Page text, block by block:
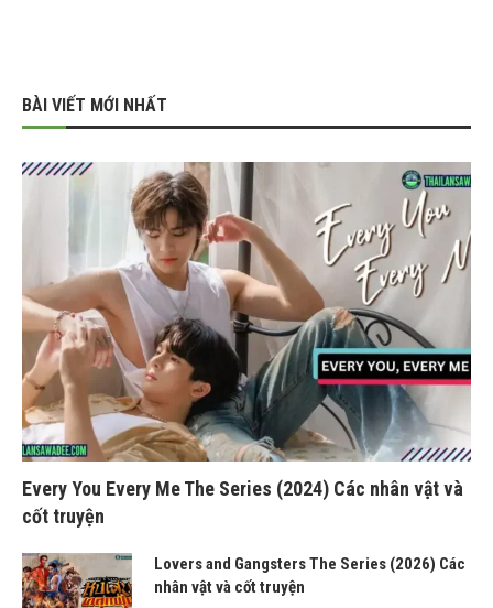
BÀI VIẾT MỚI NHẤT
Every You Every Me The Series (2024) Các nhân vật và
cốt truyện
Lovers and Gangsters The Series (2026) Các
nhân vật và cốt truyện